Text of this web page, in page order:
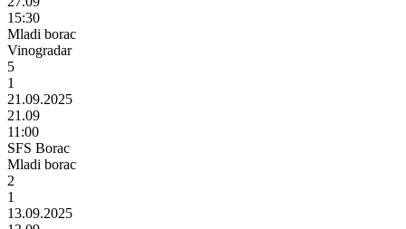
15:30
Mladi borac
Vinogradar
5
1
21.09.2025
21.09
11:00
SFS Borac
Mladi borac
2
1
13.09.2025